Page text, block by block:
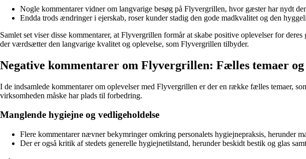
Nogle kommentarer vidner om langvarige besøg på Flyvergrillen, hvor gæster har nydt
Endda trods ændringer i ejerskab, roser kunder stadig den gode madkvalitet og den
Samlet set viser disse kommentarer, at Flyvergrillen formår at skabe positive oplevelser for
der værdsætter den langvarige kvalitet og oplevelse, som Flyvergrillen tilbyder.
Negative kommentarer om Flyvergrillen: Fælles temaer
I de indsamlede kommentarer om oplevelser med Flyvergrillen er der en række fælles temaer,
virksomheden måske har plads til forbedring.
Manglende hygiejne og vedligeholdelse
Flere kommentarer nævner bekymringer omkring personalets hygiejnepraksis, herunder
Der er også kritik af stedets generelle hygiejnetilstand, herunder beskidt bestik og glas